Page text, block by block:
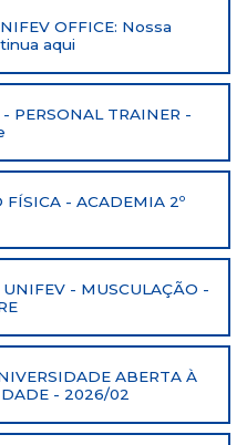
OFFICE: Nossa
aqui
PERSONAL TRAINER -
FÍSICA - ACADEMIA 2º
- MUSCULAÇÃO -
ABERTA À
- 2026/02